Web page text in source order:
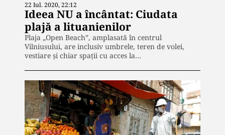
22 Iul. 2020, 22:12
Ideea NU a încântat: Ciudata
plajă a lituanienilor
Plaja „Open Beach”, amplasată în centrul
Vilniusului, are inclusiv umbrele, teren de volei,
vestiare și chiar spaţii cu acces la…